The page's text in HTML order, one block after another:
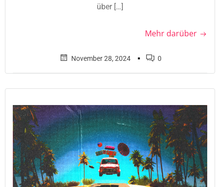
über […]
Mehr darüber
November 28, 2024 ▪ 0